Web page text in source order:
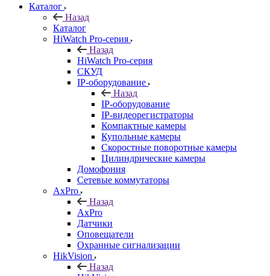
Каталог
Назад
Каталог
HiWatch Pro-серия
Назад
HiWatch Pro-серия
CКУД
IP-оборудование
Назад
IP-оборудование
IP-видеорегистраторы
Компактные камеры
Купольные камеры
Скоростные поворотные камеры
Цилиндрические камеры
Домофония
Сетевые коммутаторы
AxPro
Назад
AxPro
Датчики
Оповещатели
Охранные сигнализации
HikVision
Назад